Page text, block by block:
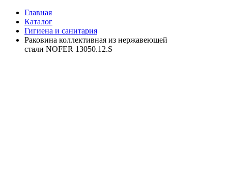
Главная
Каталог
Гигиена и санитария
Раковина коллективная из нержавеющей
стали NOFER 13050.12.S